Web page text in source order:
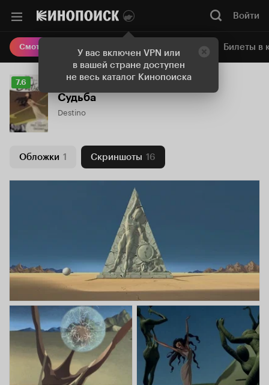
У вас включен VPN или
в вашей стране доступен
не весь каталог Кинопоиска
Войти
Смотреть кино Онлайн-кинотеатр Билеты в
Рейтинг
Кинопоиска
7.6
7.6
Судьба
Destino
Обложки 1 Скриншоты 16